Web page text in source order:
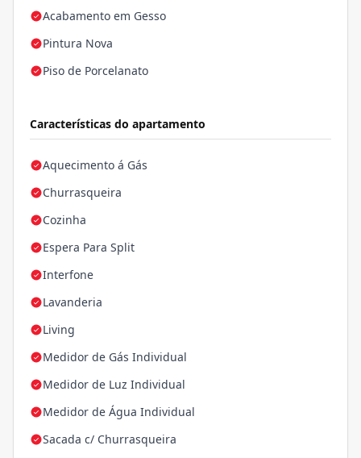
Acabamento em Gesso
Pintura Nova
Piso de Porcelanato
Características do apartamento
Aquecimento á Gás
Churrasqueira
Cozinha
Espera Para Split
Interfone
Lavanderia
Living
Medidor de Gás Individual
Medidor de Luz Individual
Medidor de Água Individual
Sacada c/ Churrasqueira